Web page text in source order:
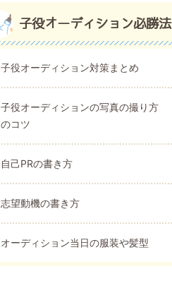
子役オーディション必勝法
子役オーディション対策まとめ
子役オーディションの写真の撮り方
のコツ
自己PRの書き方
志望動機の書き方
オーディション当日の服装や髪型